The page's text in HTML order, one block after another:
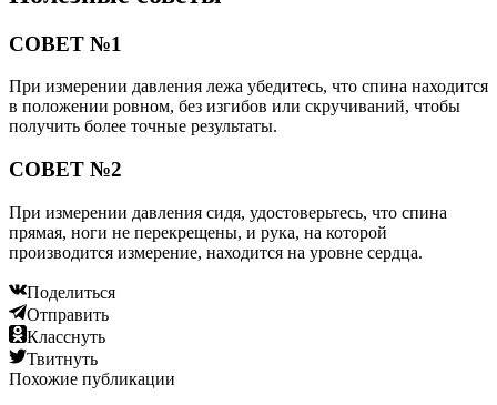
СОВЕТ №1
При измерении давления лежа убедитесь, что спина находится
в положении ровном, без изгибов или скручиваний, чтобы
получить более точные результаты.
СОВЕТ №2
При измерении давления сидя, удостоверьтесь, что спина
прямая, ноги не перекрещены, и рука, на которой
производится измерение, находится на уровне сердца.
Поделиться
Отправить
Класснуть
Твитнуть
Похожие публикации